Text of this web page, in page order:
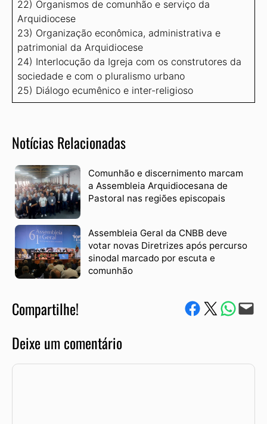
22) Organismos de comunhão e serviço da
Arquidiocese
23) Organização econômica, administrativa e
patrimonial da Arquidiocese
24) Interlocução da Igreja com os construtores da
sociedade e com o pluralismo urbano
25) Diálogo ecumênico e inter-religioso
Notícias Relacionadas
Comunhão e discernimento marcam
a Assembleia Arquidiocesana de
Pastoral nas regiões episcopais
Assembleia Geral da CNBB deve
votar novas Diretrizes após percurso
sinodal marcado por escuta e
comunhão
Compartilhe! Compartilhe no Facebook
Compartilhe no Twitter
Compartile via
Envie via e-mail
Deixe um comentário
Comentário